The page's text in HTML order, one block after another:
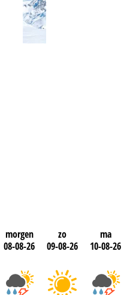
morgen
08-08-26
zo
09-08-26
ma
10-08-26